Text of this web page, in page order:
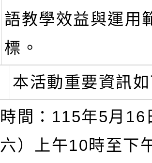
語教學效益與運用
標。
本活動重要資訊
時間：115年5月16
六）上午10時至下